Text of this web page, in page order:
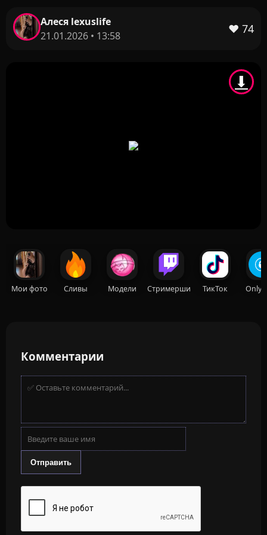
Алеся lexuslife
21.01.2026 • 13:58
❤️ 74
⬇
Мои фото Сливы Модели Стримерши ТикТок
Комментарии